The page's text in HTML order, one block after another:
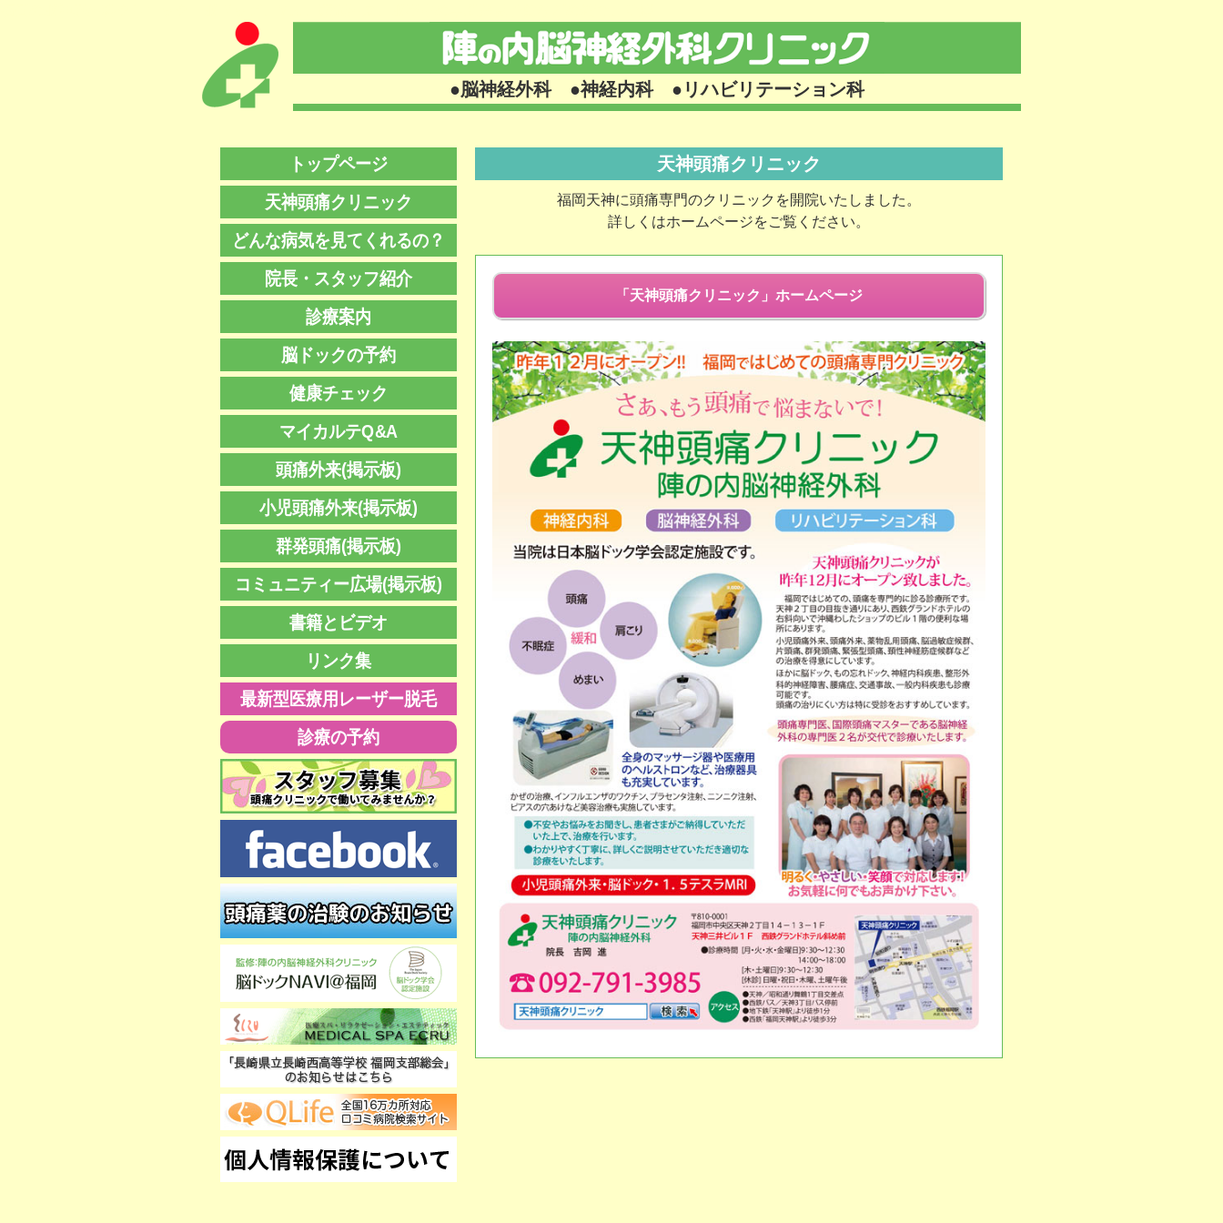
●脳神経外科 ●神経内科 ●リハビリテーション科
トップページ
天神頭痛クリニック
どんな病気を見てくれるの？
院長・スタッフ紹介
診療案内
脳ドックの予約
健康チェック
マイカルテQ&A
頭痛外来(掲示板)
小児頭痛外来(掲示板)
群発頭痛(掲示板)
コミュニティー広場(掲示板)
書籍とビデオ
リンク集
最新型医療用レーザー脱毛
診療の予約
天神頭痛クリニック
福岡天神に頭痛専門のクリニックを開院いたしました。
詳しくはホームページをご覧ください。
「天神頭痛クリニック」ホームページ